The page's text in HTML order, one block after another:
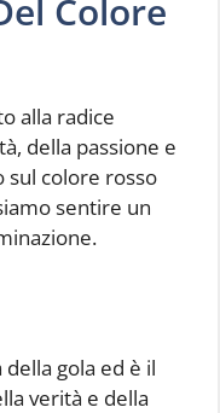
Colore
alla radice
della passione e
sul colore rosso
sentire un
gola ed è il
verità e della